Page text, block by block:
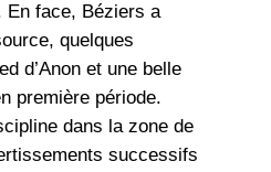
En face, Béziers a
quelques
d’Anon et une belle
première période.
dans la zone de
successifs